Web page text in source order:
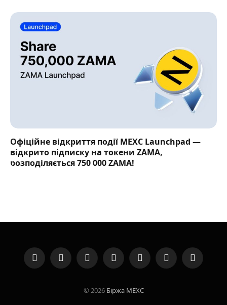
Офіційне відкриття події MEXC Launchpad —
відкрито підписку на токени ZAMA,
розподіляється 750 000 ZAMA!
Facebook
X
(Twitter)
InstagramYouTubeLinkedInTelegramVKontakte
© 2026 Біржа MEXC